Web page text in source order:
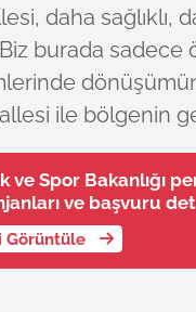
daha sağlıklı,
burada sadece
ile bölgenin
ve Spor Bakanlığı
ve başvuru
Görüntüle